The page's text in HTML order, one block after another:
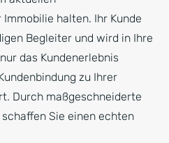
halten. Ihr Kunde
Begleiter und wird in Ihre
das Kundenerlebnis
zu Ihrer
Durch maßgeschneiderte
Sie einen echten